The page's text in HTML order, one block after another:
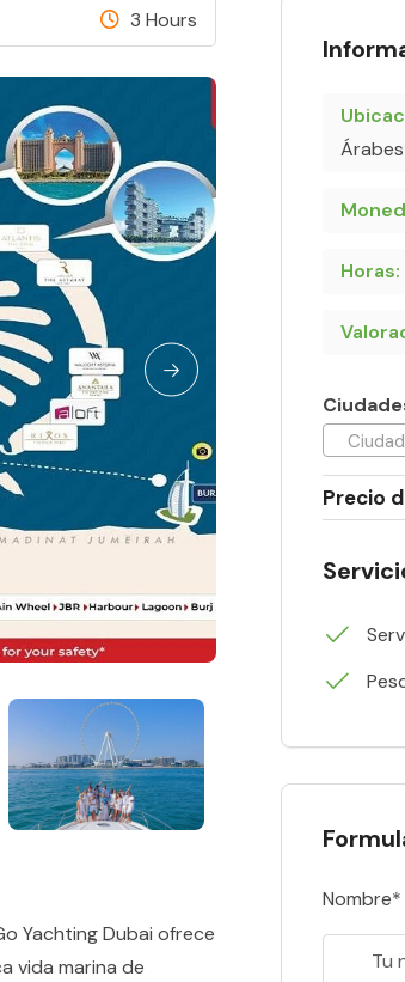
3 Hours
Yachting Dubai ofrece
vida marina de
Horas:
Precio
Nombre*